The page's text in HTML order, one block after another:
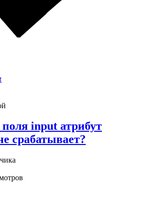
input атрибут
срабатывает?